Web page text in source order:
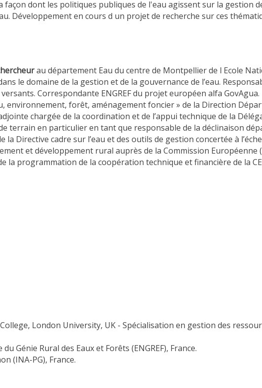
dont les politiques publiques de l'eau agissent sur la gestion
Développement en cours d un projet de recherche sur ces
au département Eau du centre de Montpellier de l Ecole
le domaine de la gestion et de la gouvernance de l’eau.
Correspondante ENGREF du projet européen alfa GovAgua.
environnement, forêt, aménagement foncier » de la Direction
chargée de la coordination et de l’appui technique de la
terrain en particulier en tant que responsable de la déclinaison
Directive cadre sur l’eau et des outils de gestion concertée à
et développement rural auprès de la Commission Européenne
la programmation de la coopération technique et financière de la
London University, UK - Spécialisation en gestion des
Génie Rural des Eaux et Forêts (ENGREF), France.
Grignon (INA-PG), France.